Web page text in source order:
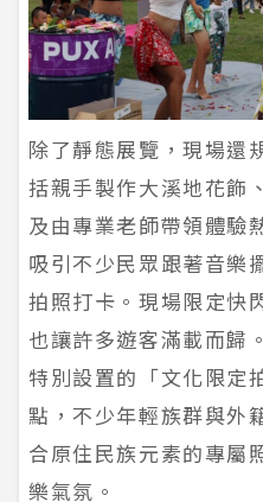
除了靜態展覽，現場還
括親手製作大溪地花飾
及由專業老師帶領體驗
吸引不少民眾跟著音樂
拍照打卡。現場限定快
也讓許多遊客滿載而歸。
特別設置的「文化限定
點，不少年輕族群與外
合原住民族元素的專屬
樂氣氛。